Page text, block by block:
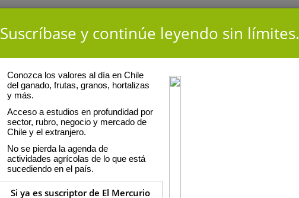
Suscríbase y continúe leyendo sin límites.
Conozca los valores al día en Chile
del ganado, frutas, granos, hortalizas
y más.
Acceso a estudios en profundidad por
sector, rubro, negocio y mercado de
Chile y el extranjero.
No se pierda la agenda de
actividades agrícolas de lo que está
sucediendo en el país.
Si ya es suscriptor de El Mercurio